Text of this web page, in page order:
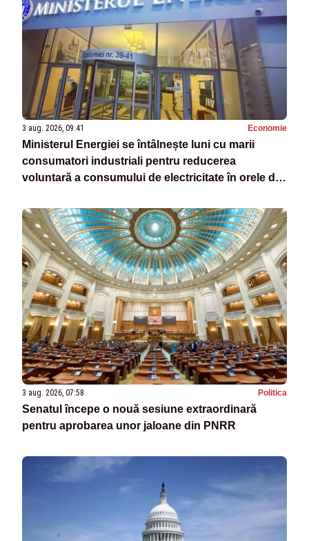
3 aug. 2026, 09:41 Economie
Ministerul Energiei se întâlnește luni cu marii
consumatori industriali pentru reducerea
voluntară a consumului de electricitate în orele de
3 aug. 2026, 07:58 Politica
Senatul începe o nouă sesiune extraordinară
pentru aprobarea unor jaloane din PNRR